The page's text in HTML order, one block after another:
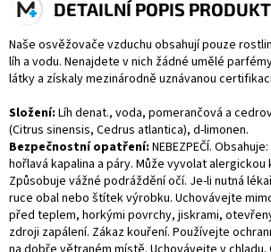
DETAILNÍ POPIS
Naše osvěžovače vzduchu obsahují pouze
líh a vodu. Nenajdete v nich žádné umělé
látky a získaly mezinárodně uznávanou
Složení: Líh denat., voda, pomerančová a
(Citrus sinensis, Cedrus atlantica), d-limonen.
Bezpečnostní opatření: NEBEZPEČÍ.
hořlavá kapalina a páry. Může vyvolat alergickou
Způsobuje vážné podráždění očí. Je-li nutná
ruce obal nebo štítek výrobku. Uchovávejte
před teplem, horkými povrchy, jiskrami,
zdroji zapálení. Zákaz kouření. Používejte